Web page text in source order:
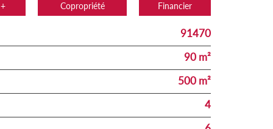
Copropriété Financier
91470
90 m²
500 m²
4